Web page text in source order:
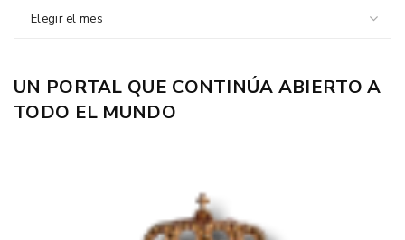
Elegir el mes
UN PORTAL QUE CONTINÚA ABIERTO A
TODO EL MUNDO